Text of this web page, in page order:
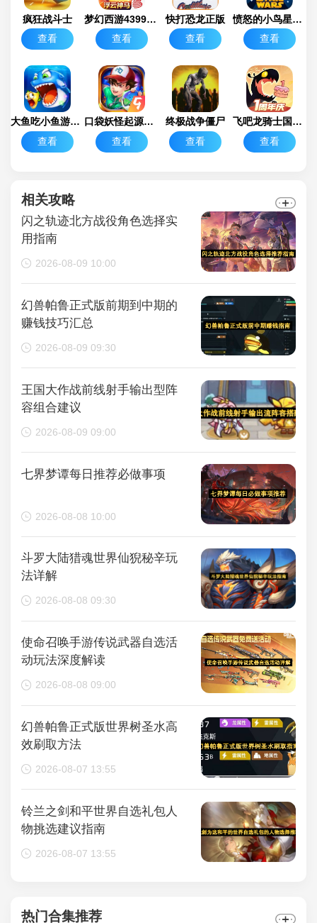
疯狂战斗士
查看
梦幻西游4399渠道服
查看
快打恐龙正版
查看
愤怒的小鸟星球大战1.9.25
查看
大鱼吃小鱼游戏手机版 手机版
查看
口袋妖怪起源心金安卓版
查看
终极战争僵尸
查看
飞吧龙骑士国际版
查看
相关攻略
闪之轨迹北方战役角色选择实
用指南
2026-08-09 10:00
幻兽帕鲁正式版前期到中期的
赚钱技巧汇总
2026-08-09 09:30
王国大作战前线射手输出型阵
容组合建议
2026-08-09 09:00
七界梦谭每日推荐必做事项
2026-08-08 10:00
斗罗大陆猎魂世界仙猊秘辛玩
法详解
2026-08-08 09:30
使命召唤手游传说武器自选活
动玩法深度解读
2026-08-08 09:00
幻兽帕鲁正式版世界树圣水高
效刷取方法
2026-08-07 13:55
铃兰之剑和平世界自选礼包人
物挑选建议指南
2026-08-07 13:55
热门合集推荐